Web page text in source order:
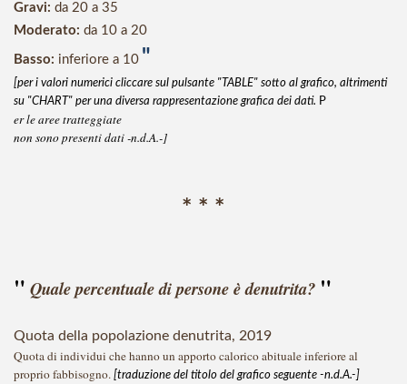
Gravi: da 20 a 35
Moderato: da 10 a 20
Basso: inferiore a 10 "
[per i valori numerici cliccare sul pulsante "TABLE" sotto al grafico, altrimenti
su "CHART" per una diversa rappresentazione grafica dei dati. P
er le aree tratteggiate
non sono presenti dati -n.d.A.-]
* * *
" Quale percentuale di persone è denutrita? "
Quota della popolazione denutrita, 2019
Quotadi individui chehannounapportocaloricoabitualeinferioreal
propriofabbisogno. [traduzione del titolo del grafico seguente -n.d.A.-]